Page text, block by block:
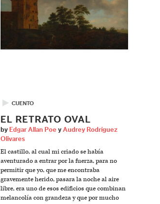
▶ CUENTO
EL RETRATO OVAL
by Edgar Allan Poe y Audrey Rodríguez
Olivares
El castillo, al cual mi criado se había
aventurado a entrar por la fuerza, para no
permitir que yo, que me encontraba
gravemente herido, pasara la noche al aire
libre, era uno de esos edificios que combinan
melancolía con grandeza y que por mucho